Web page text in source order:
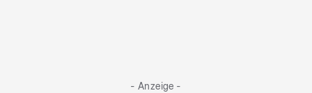
- Anzeige -